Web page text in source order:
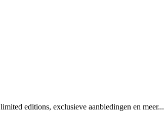
editions, exclusieve aanbiedingen en meer...